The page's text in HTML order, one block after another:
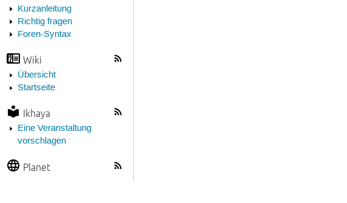
Kurzanleitung
Richtig fragen
Foren-Syntax
Wiki
Übersicht
Startseite
Ikhaya
Eine Veranstaltung
vorschlagen
Planet